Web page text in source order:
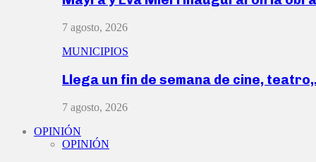
7 agosto, 2026
MUNICIPIOS
Llega un fin de semana de cine,
7 agosto, 2026
OPINIÓN
OPINIÓN